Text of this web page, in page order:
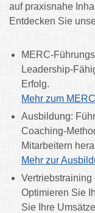
auf praxisnahe
Entdecken Sie
MERC-
Leadership-
Erfolg.
Mehr zum
Ausbildung:
Coaching-
Mitarbeitern
Mehr zur
Vertriebstraining
Optimieren Sie
Sie Ihre